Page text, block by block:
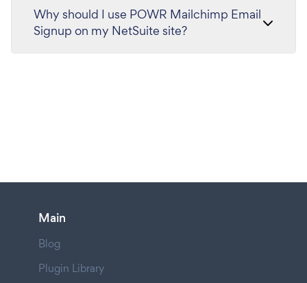
Why should I use POWR Mailchimp Email
Signup on my NetSuite site?
Main
Blog
Plugin Library